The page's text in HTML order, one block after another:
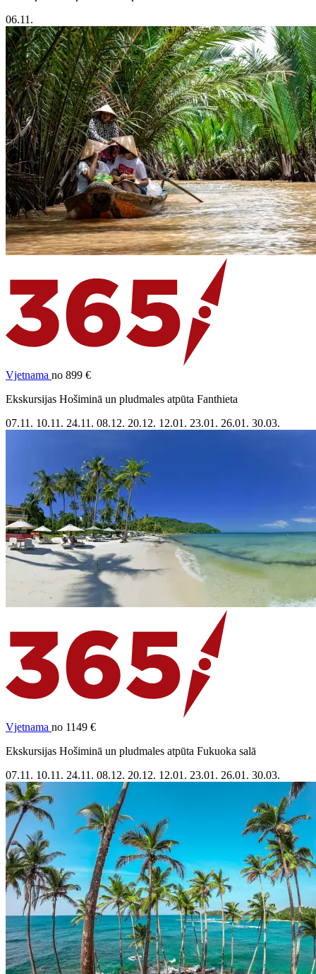
06.11.
Vjetnama no 899 €
Ekskursijas Hošiminā un pludmales atpūta Fanthieta
07.11. 10.11. 24.11. 08.12. 20.12. 12.01. 23.01. 26.01. 30.03.
Vjetnama no 1149 €
Ekskursijas Hošiminā un pludmales atpūta Fukuoka salā
07.11. 10.11. 24.11. 08.12. 20.12. 12.01. 23.01. 26.01. 30.03.